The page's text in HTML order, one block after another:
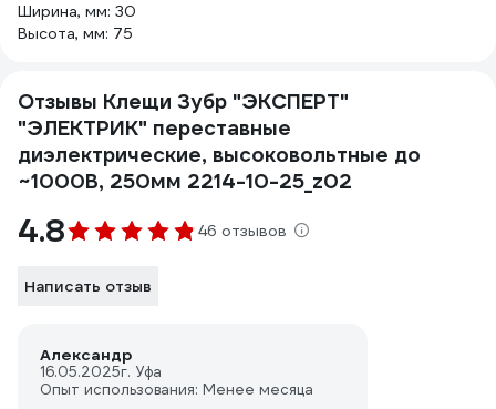
Ширина, мм: 30
Высота, мм: 75
Отзывы Клещи Зубр "ЭКСПЕРТ"
"ЭЛЕКТРИК" переставные
диэлектрические, высоковольтные до
~1000В, 250мм 2214-10-25_z02
4.8 46 отзывов
Написать отзыв
Александр
16.05.2025г. Уфа
Опыт использования: Менее месяца